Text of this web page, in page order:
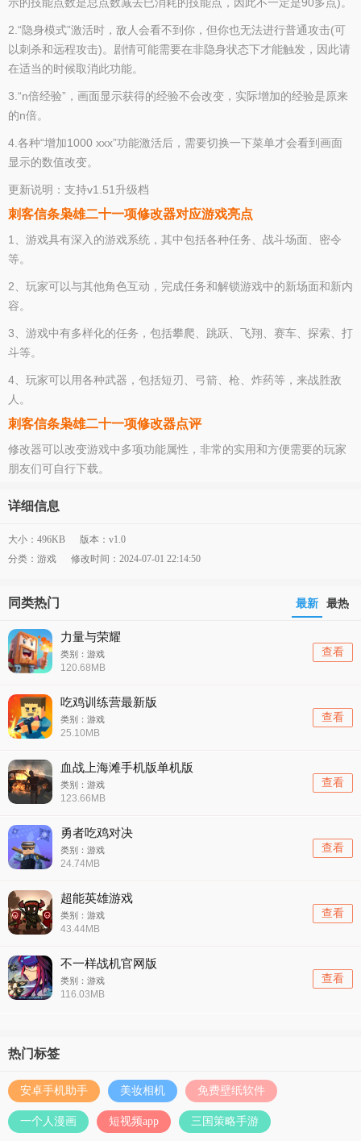
2.“隐身模式”激活时，敌人会看不到你，但你也无法进行普通攻击(可
以刺杀和远程攻击)。剧情可能需要在非隐身状态下才能触发，因此请
在适当的时候取消此功能。
3.“n倍经验”，画面显示获得的经验不会改变，实际增加的经验是原来
的n倍。
4.各种“增加1000 xxx”功能激活后，需要切换一下菜单才会看到画面
显示的数值改变。
更新说明：支持v1.51升级档
刺客信条枭雄二十一项修改器对应游戏亮点
1、游戏具有深入的游戏系统，其中包括各种任务、战斗场面、密令
等。
2、玩家可以与其他角色互动，完成任务和解锁游戏中的新场面和新内
容。
3、游戏中有多样化的任务，包括攀爬、跳跃、飞翔、赛车、探索、打
斗等。
4、玩家可以用各种武器，包括短刃、弓箭、枪、炸药等，来战胜敌
人。
刺客信条枭雄二十一项修改器点评
修改器可以改变游戏中多项功能属性，非常的实用和方便需要的玩家
朋友们可自行下载。
详细信息
大小：496KB
版本：v1.0
分类：游戏
修改时间：2024-07-01 22:14:50
同类热门 最新 最热
力量与荣耀
类别：游戏
120.68MB
查看
吃鸡训练营最新版
类别：游戏
25.10MB
查看
血战上海滩手机版单机版
类别：游戏
123.66MB
查看
勇者吃鸡对决
类别：游戏
24.74MB
查看
超能英雄游戏
类别：游戏
43.44MB
查看
不一样战机官网版
类别：游戏
116.03MB
查看
热门标签
安卓手机助手 美妆相机 免费壁纸软件
一个人漫画 短视频app 三国策略手游